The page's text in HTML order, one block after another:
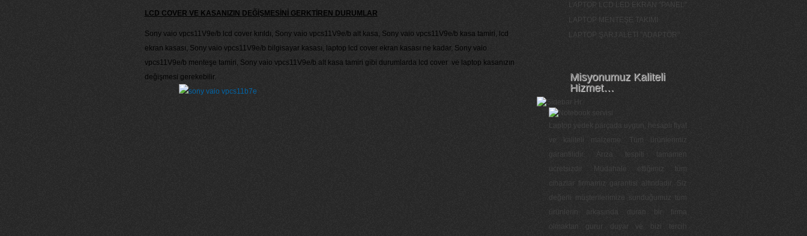
LCD COVER VE KASANIZIN DEĞİŞMESİNİ GERKTİREN DURUMLAR
Sony vaio vpcs11V9e/b lcd cover kırıldı, Sony vaio vpcs11V9e/b alt kasa, Sony vaio vpcs11V9e/b kasa tamiri, lcd
ekran kasası, Sony vaio vpcs11V9e/b bilgisayar kasası, laptop lcd cover ekran kasası ne kadar, Sony vaio
vpcs11V9e/b menteşe tamiri, Sony vaio vpcs11V9e/b alt kasa tamiri gibi durumlarda lcd cover ve laptop kasanızın
değişmesi gerekebilir.
LAPTOP LCD LED EKRAN "PANEL"
LAPTOP MENTEŞE TAKIMI
LAPTOP ŞARJ ALETİ "ADAPTÖR"
Misyonumuz Kaliteli
Hizmet…
Laptop yedek parçada uygun, hesaplı fiyat
ve kaliteli malzeme. Tüm ürünlerimiz
garantilidir. Arıza tespiti tamamen
ücretsizdir. Müdahale ettiğimiz tüm
cihazlar firmamız garantisi altındadır. Siz
değerli müşterilerimize sunduğumuz tüm
ürünlerin arkasında duran bir firma
olmaktan gurur duyar ve bizi tercih